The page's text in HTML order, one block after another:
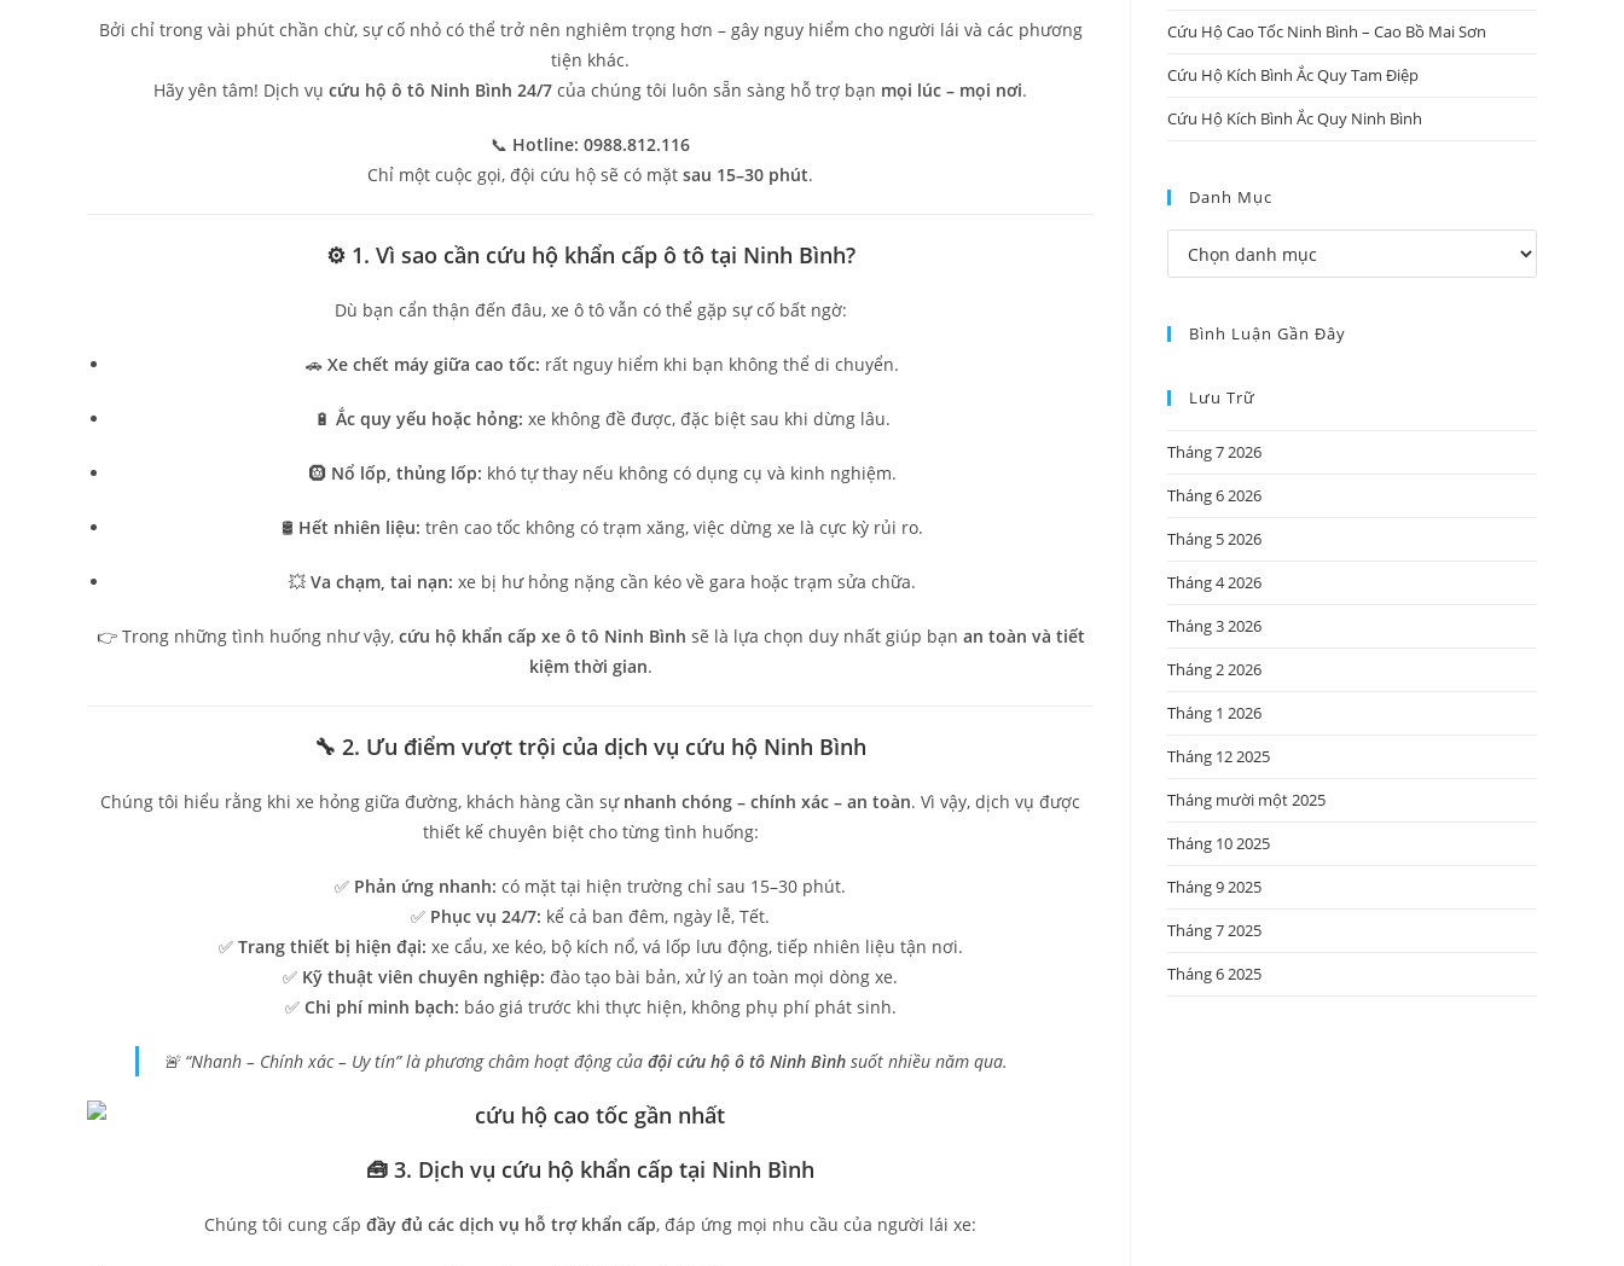
Bởi chỉ trong vài phút chần chừ, sự cố nhỏ có thể trở nên nghiêm trọng hơn – gây nguy hiểm cho người lái và các phương
tiện khác.
Hãy yên tâm! Dịch vụ cứu hộ ô tô Ninh Bình 24/7 của chúng tôi luôn sẵn sàng hỗ trợ bạn mọi lúc – mọi nơi.
📞 Hotline: 0988.812.116
Chỉ một cuộc gọi, đội cứu hộ sẽ có mặt sau 15–30 phút.
⚙️ 1. Vì sao cần cứu hộ khẩn cấp ô tô tại Ninh Bình?
Dù bạn cẩn thận đến đâu, xe ô tô vẫn có thể gặp sự cố bất ngờ:
🚗 Xe chết máy giữa cao tốc: rất nguy hiểm khi bạn không thể di chuyển.
🔋 Ắc quy yếu hoặc hỏng: xe không đề được, đặc biệt sau khi dừng lâu.
🛞 Nổ lốp, thủng lốp: khó tự thay nếu không có dụng cụ và kinh nghiệm.
🛢️ Hết nhiên liệu: trên cao tốc không có trạm xăng, việc dừng xe là cực kỳ rủi ro.
💥 Va chạm, tai nạn: xe bị hư hỏng nặng cần kéo về gara hoặc trạm sửa chữa.
👉 Trong những tình huống như vậy, cứu hộ khẩn cấp xe ô tô Ninh Bình sẽ là lựa chọn duy nhất giúp bạn an toàn và tiết
kiệm thời gian.
🔧 2. Ưu điểm vượt trội của dịch vụ cứu hộ Ninh Bình
Chúng tôi hiểu rằng khi xe hỏng giữa đường, khách hàng cần sự nhanh chóng – chính xác – an toàn. Vì vậy, dịch vụ được
thiết kế chuyên biệt cho từng tình huống:
✅ Phản ứng nhanh: có mặt tại hiện trường chỉ sau 15–30 phút.
✅ Phục vụ 24/7: kể cả ban đêm, ngày lễ, Tết.
✅ Trang thiết bị hiện đại: xe cẩu, xe kéo, bộ kích nổ, vá lốp lưu động, tiếp nhiên liệu tận nơi.
✅ Kỹ thuật viên chuyên nghiệp: đào tạo bài bản, xử lý an toàn mọi dòng xe.
✅ Chi phí minh bạch: báo giá trước khi thực hiện, không phụ phí phát sinh.
🚨 “Nhanh – Chính xác – Uy tín” là phương châm hoạt động của đội cứu hộ ô tô Ninh Bình suốt nhiều năm qua.
🧰 3. Dịch vụ cứu hộ khẩn cấp tại Ninh Bình
Chúng tôi cung cấp đầy đủ các dịch vụ hỗ trợ khẩn cấp, đáp ứng mọi nhu cầu của người lái xe:
Cứu Hộ Cao Tốc Ninh Bình – Cao Bồ Mai Sơn
Cứu Hộ Kích Bình Ắc Quy Tam Điệp
Cứu Hộ Kích Bình Ắc Quy Ninh Bình
Danh Mục
Bình Luận Gần Đây
Lưu Trữ
Tháng 7 2026
Tháng 6 2026
Tháng 5 2026
Tháng 4 2026
Tháng 3 2026
Tháng 2 2026
Tháng 1 2026
Tháng 12 2025
Tháng mười một 2025
Tháng 10 2025
Tháng 9 2025
Tháng 7 2025
Tháng 6 2025